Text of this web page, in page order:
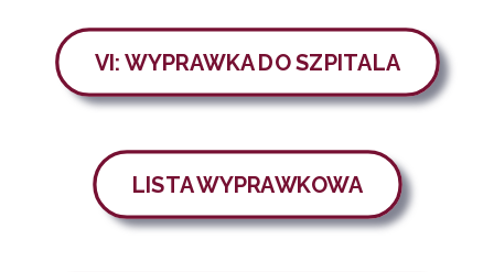
VI: WYPRAWKA DO SZPITALA
LISTA WYPRAWKOWA